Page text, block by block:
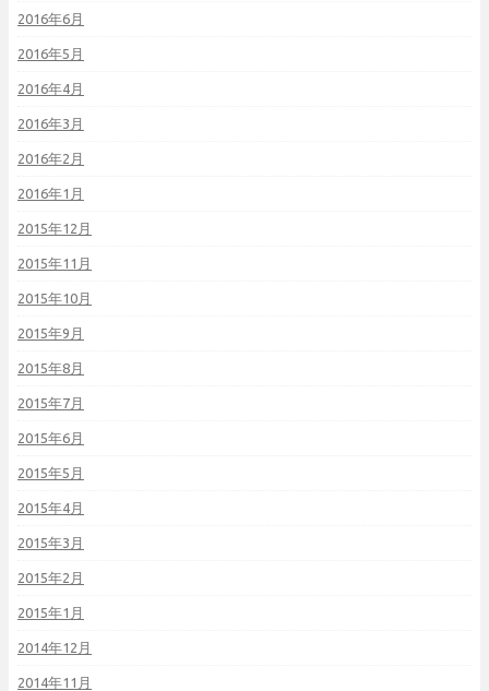
2016年6月
2016年5月
2016年4月
2016年3月
2016年2月
2016年1月
2015年12月
2015年11月
2015年10月
2015年9月
2015年8月
2015年7月
2015年6月
2015年5月
2015年4月
2015年3月
2015年2月
2015年1月
2014年12月
2014年11月